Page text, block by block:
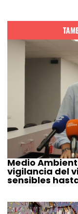
Medio
vigilancia del
sensibles